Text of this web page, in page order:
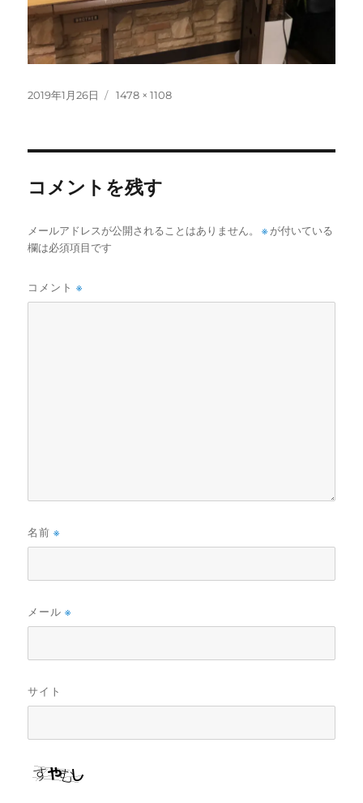
投
2019年1月26日
フ
1478 × 1108
コメントを残す
メールアドレスが公開されることはありません。 ※ が付いている
欄は必須項目です
コメント※
名前※
メール※
サイト